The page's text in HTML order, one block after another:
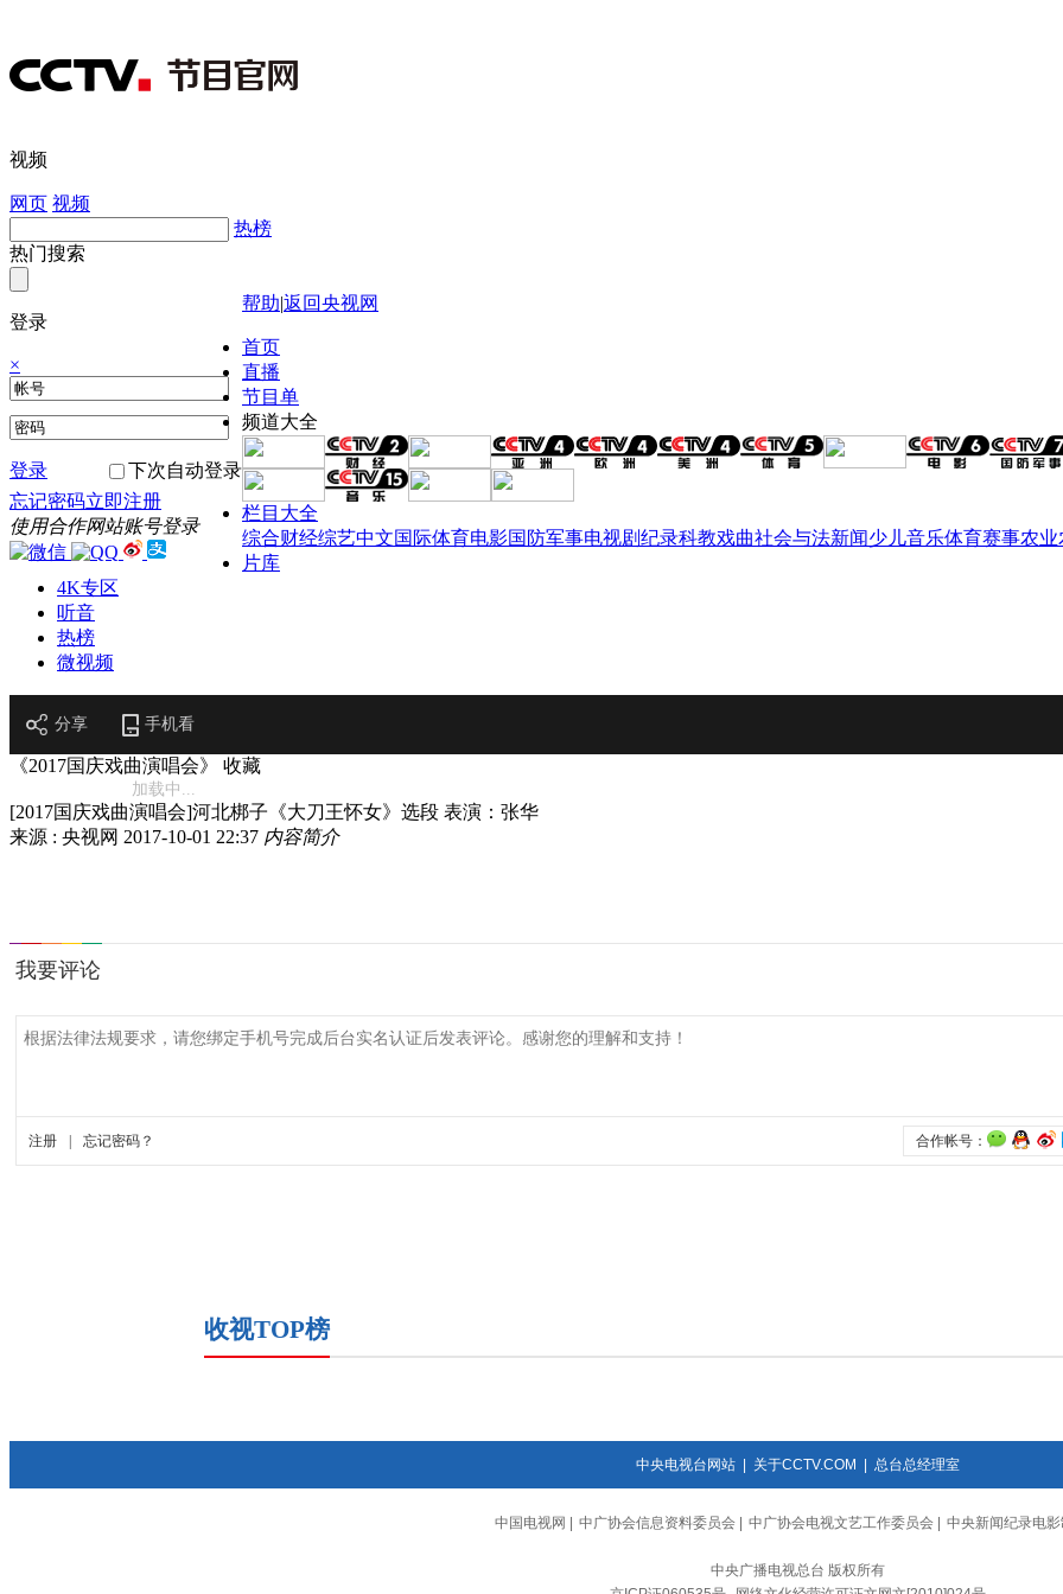
视频
网页 视频
热榜
热门搜索
登录
×
登录
下次自动登录
忘记密码立即注册
使用合作网站账号登录
帮助|返回央视网
首页
直播
节目单
频道大全
栏目大全
综合财经综艺中文国际体育电影国防军事电视剧纪录科教戏曲社会与法新闻少儿音乐体育赛事农业
片库
4K专区
听音
热榜
微视频
分享 手机看
《2017国庆戏曲演唱会》 收藏
加载中...
[2017国庆戏曲演唱会]河北梆子《大刀王怀女》选段 表演：张华
来源 : 央视网 2017-10-01 22:37 内容简介
收视TOP榜
中央电视台网站| 关于CCTV.COM 总台总经理室
中国电视网 中广协会信息资料委员会 中广协会电视文艺工作委员会 中央新闻纪录电
中央广播电视总台 版权所有